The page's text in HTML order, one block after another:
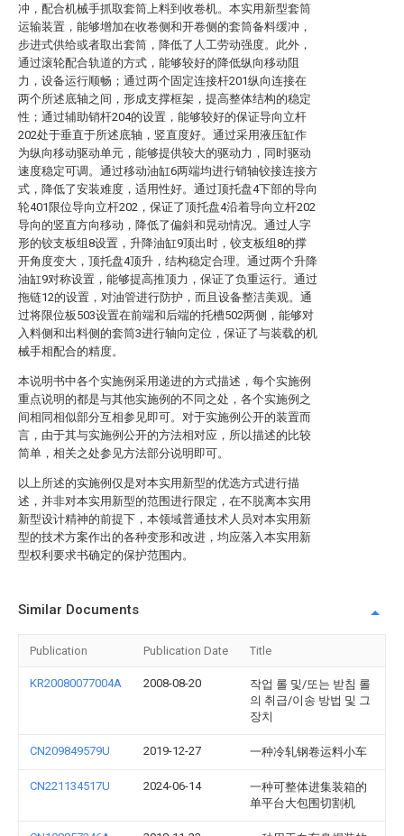
冲，配合机械手抓取套筒上料到收卷机。本实用新型套筒
运输装置，能够增加在收卷侧和开卷侧的套筒备料缓冲，
步进式供给或者取出套筒，降低了人工劳动强度。此外，
通过滚轮配合轨道的方式，能够较好的降低纵向移动阻
力，设备运行顺畅；通过两个固定连接杆201纵向连接在
两个所述底轴之间，形成支撑框架，提高整体结构的稳定
性；通过辅助销杆204的设置，能够较好的保证导向立杆
202处于垂直于所述底轴，竖直度好。通过采用液压缸作
为纵向移动驱动单元，能够提供较大的驱动力，同时驱动
速度稳定可调。通过移动油缸6两端均进行销轴铰接连接方
式，降低了安装难度，适用性好。通过顶托盘4下部的导向
轮401限位导向立杆202，保证了顶托盘4沿着导向立杆202
导向的竖直方向移动，降低了偏斜和晃动情况。通过人字
形的铰支板组8设置，升降油缸9顶出时，铰支板组8的撑
开角度变大，顶托盘4顶升，结构稳定合理。通过两个升降
油缸9对称设置，能够提高推顶力，保证了负重运行。通过
拖链12的设置，对油管进行防护，而且设备整洁美观。通
过将限位板503设置在前端和后端的托槽502两侧，能够对
入料侧和出料侧的套筒3进行轴向定位，保证了与装载的机
械手相配合的精度。
本说明书中各个实施例采用递进的方式描述，每个实施例
重点说明的都是与其他实施例的不同之处，各个实施例之
间相同相似部分互相参见即可。对于实施例公开的装置而
言，由于其与实施例公开的方法相对应，所以描述的比较
简单，相关之处参见方法部分说明即可。
以上所述的实施例仅是对本实用新型的优选方式进行描
述，并非对本实用新型的范围进行限定，在不脱离本实用
新型设计精神的前提下，本领域普通技术人员对本实用新
型的技术方案作出的各种变形和改进，均应落入本实用新
型权利要求书确定的保护范围内。
Similar Documents
Publication Publication Date Title
KR20080077004A 2008-08-20
작업 롤 및/또는 받침 롤
의 취급/이송 방법 및 그
장치
CN209849579U 2019-12-27 一种冷轧钢卷运料小车
CN221134517U 2024-06-14
一种可整体进集装箱的
单平台大包围切割机